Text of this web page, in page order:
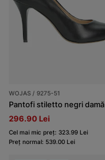
WOJAS / 9275-51
Pantofi stiletto negri damă
296.90 Lei
Cel mai mic preț: 323.99 Lei
Preț normal: 539.00 Lei